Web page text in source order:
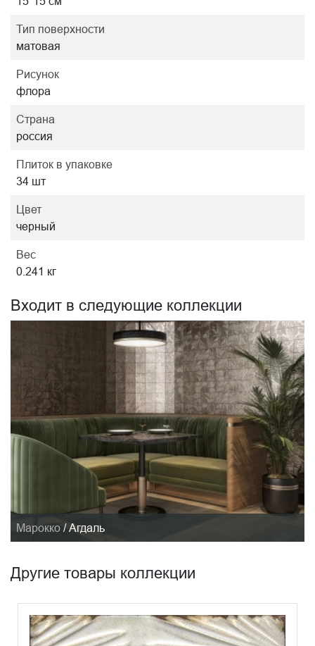
Тип поверхности
матовая
Рисунок
флора
Страна
россия
Плиток в упаковке
34 шт
Цвет
черный
Вес
0.241 кг
Входит в следующие коллекции
Марокко / Агдаль
Другие товары коллекции